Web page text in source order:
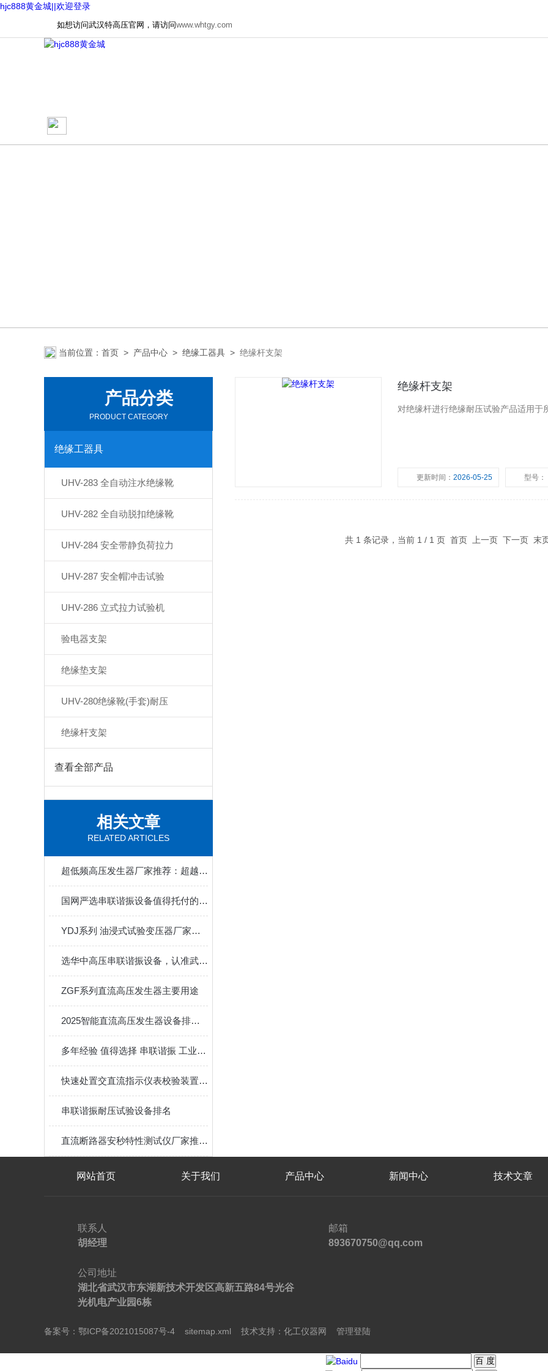
hjc888黄金城||欢迎登录
如想访问武汉特高压官网，请访问www.whtgy.com
当前位置： 首页 > 产品中心 > 绝缘工器具 > 绝缘杆支架
产品分类
PRODUCT CATEGORY
绝缘工器具
UHV-283 全自动注水绝缘靴
UHV-282 全自动脱扣绝缘靴
UHV-284 安全带静负荷拉力
UHV-287 安全帽冲击试验
UHV-286 立式拉力试验机
验电器支架
绝缘垫支架
UHV-280绝缘靴(手套)耐压
绝缘杆支架
查看全部产品
相关文章
RELATED ARTICLES
超低频高压发生器厂家推荐：超越传统工频耐压的技术路径
国网严选串联谐振设备值得托付的厂家，供货稳、售后好、口碑佳
YDJ系列 油浸式试验变压器厂家推荐
选华中高压串联谐振设备，认准武汉这家本土实力派！
ZGF系列直流高压发生器主要用途
2025智能直流高压发生器设备排名揭晓，谁家技术更稳、服务更近？
多年经验 值得选择 串联谐振 工业制造 匠心打造
快速处置交直流指示仪表校验装置故障是保障量值传递准确性的关键
串联谐振耐压试验设备排名
直流断路器安秒特性测试仪厂家推荐：原理、设备与系统级验证
绝缘杆支架
对绝缘杆进行绝缘耐压试验产品适用
更新时间：2026-05-25 型号：
共 1 条记录，当前 1 / 1 页 首页 上一页 下一页 末
网站首页 关于我们 产品中心 新闻中心 技术文章
联系人
胡经理
邮箱
893670750@qq.com
公司地址
湖北省武汉市东湖新技术开发区高新五路84号光谷
光机电产业园6栋
备案号：鄂ICP备2021015087号-4 sitemap.xml 技术支持： 化工仪器网 管理登陆